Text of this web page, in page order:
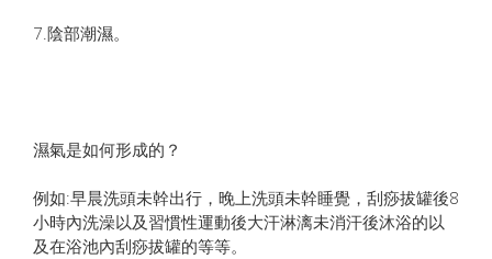
7.陰部潮濕。
濕氣是如何形成的？
例如:早晨洗頭未幹出行，晚上洗頭未幹睡覺，刮痧拔罐後8
小時內洗澡以及習慣性運動後大汗淋漓未消汗後沐浴的以
及在浴池內刮痧拔罐的等等。